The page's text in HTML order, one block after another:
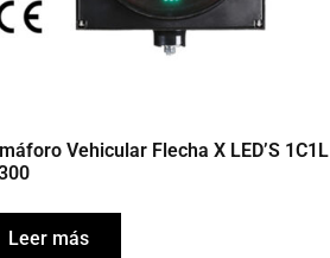
Vehicular Flecha X LED’S 1C1L
Leer más